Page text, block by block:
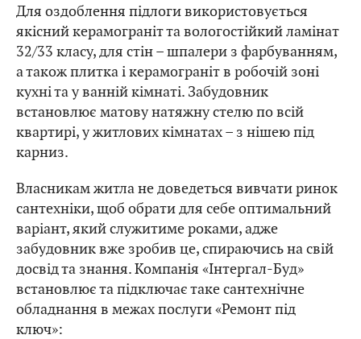
Для оздоблення підлоги використовується
якісний керамограніт та вологостійкий ламінат
32/33 класу, для стін – шпалери з фарбуванням,
а також плитка і керамограніт в робочій зоні
кухні та у ванній кімнаті. Забудовник
встановлює матову натяжну стелю по всій
квартирі, у житлових кімнатах – з нішею під
карниз.
Власникам житла не доведеться вивчати ринок
сантехніки, щоб обрати для себе оптимальний
варіант, який служитиме роками, адже
забудовник вже зробив це, спираючись на свій
досвід та знання. Компанія «Інтергал-Буд»
встановлює та підключає таке сантехнічне
обладнання в межах послуги «Ремонт під
ключ»: